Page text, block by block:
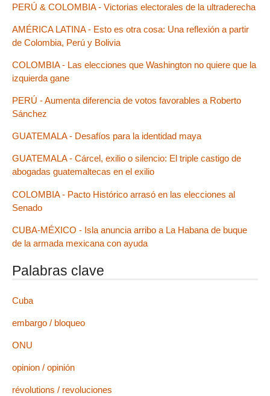
PERÚ & COLOMBIA - Victorias electorales de la ultraderecha
AMÉRICA LATINA - Esto es otra cosa: Una reflexión a partir
de Colombia, Perú y Bolivia
COLOMBIA - Las elecciones que Washington no quiere que la
izquierda gane
PERÚ - Aumenta diferencia de votos favorables a Roberto
Sánchez
GUATEMALA - Desafíos para la identidad maya
GUATEMALA - Cárcel, exilio o silencio: El triple castigo de
abogadas guatemaltecas en el exilio
COLOMBIA - Pacto Histórico arrasó en las elecciones al
Senado
CUBA-MÉXICO - Isla anuncia arribo a La Habana de buque
de la armada mexicana con ayuda
Palabras clave
Cuba
embargo / bloqueo
ONU
opinion / opinión
révolutions / revoluciones